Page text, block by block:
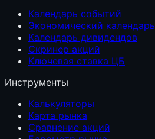
Календарь событий
Экономический календарь
Календарь дивидендов
Скринер акций
Ключевая ставка ЦБ
Инструменты
Калькуляторы
Карта рынка
Сравнение акций